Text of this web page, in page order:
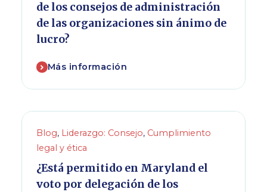
de los consejos de administración
de las organizaciones sin ánimo de
lucro?
Más información
Blog, Liderazgo: Consejo, Cumplimiento
legal y ética
¿Está permitido en Maryland el
voto por delegación de los